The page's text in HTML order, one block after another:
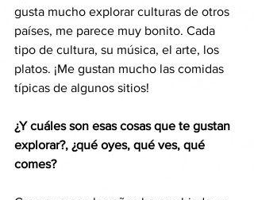
gusta mucho explorar culturas de otros
países, me parece muy bonito. Cada
tipo de cultura, su música, el arte, los
platos. ¡Me gustan mucho las comidas
típicas de algunos sitios!
¿Y cuáles son esas cosas que te gustan
explorar?, ¿qué oyes, qué ves, qué
comes?